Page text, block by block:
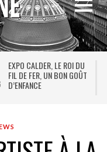
CALDER, LE ROI DU
DE FER, UN BON GOÛT